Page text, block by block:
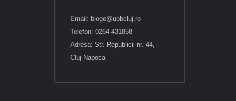
Email: bioge@ubbcluj.ro
Telefon: 0264-431858
Adresa: Str. Republicii nr. 44,
Cluj-Napoca